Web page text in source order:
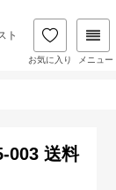
ト
お気に入り メニュー
003 送料